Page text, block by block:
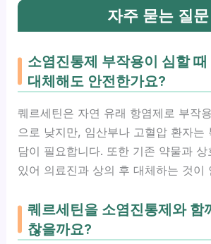
자주 묻는 질문
소염진통제 부작용이 심할
대체해도 안전한가요?
퀘르세틴은 자연 유래 항염제로 부작
으로 낮지만, 임산부나 고혈압 환자는
담이 필요합니다. 또한 기존 약물과 상
있어 의료진과 상의 후 대체하는 것이
퀘르세틴을 소염진통제와 함
찮을까요?